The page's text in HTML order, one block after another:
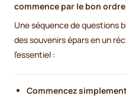
commence par le bon
Une séquence de questions
des souvenirs épars en un
l'essentiel :
Commencez